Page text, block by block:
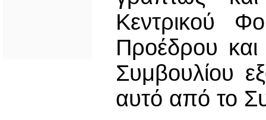
Κεντρικού
Προέδρου
Συμβουλίου
αυτό από το